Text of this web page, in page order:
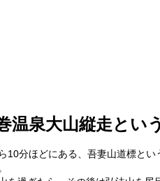
温泉大山縦走とい
10分ほどにある、吾妻山道標とい